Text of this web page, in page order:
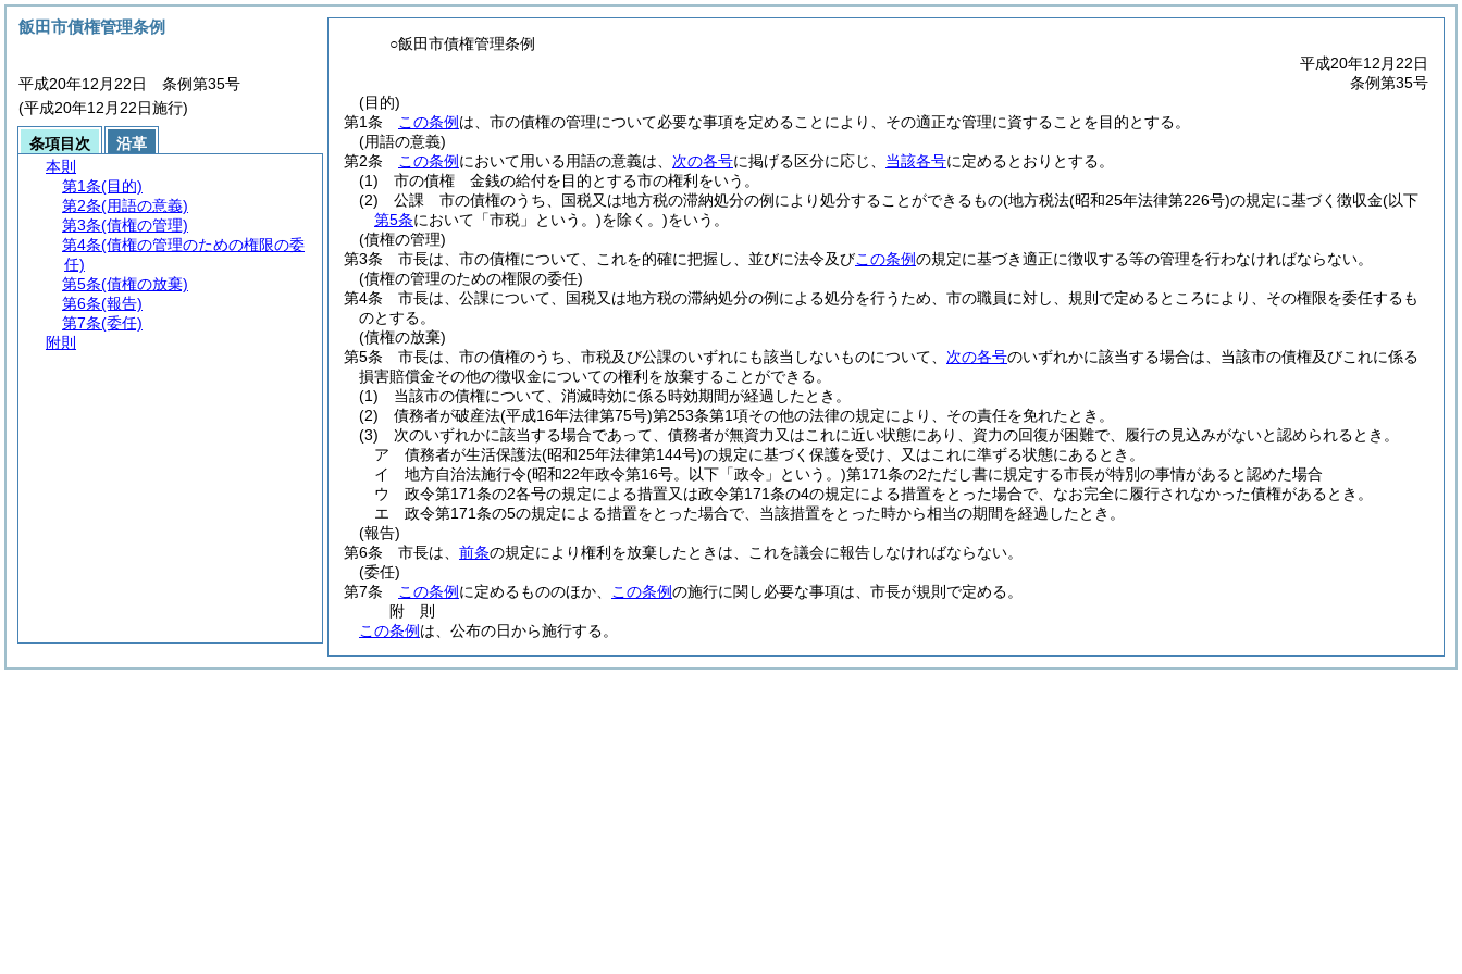
○飯田市債権管理条例
平成20年12月22日
条例第35号
(目的)
第1条
この条例 は、市の債権の管理について必要な事項を定めることにより、その適正な管理に資することを目的とする。
(用語の意義)
第2条
この条例 において用いる用語の意義は、 次の各号に掲げる区分に応じ、 当該各号に定めるとおりとする。
(1)
市の債権 金銭の給付を目的とする市の権利をいう。
(2)
公課 市の債権のうち、国税又は地方税の滞納処分の例により処分することができるもの(地方税法(昭和25年法律第226号)の規定に基づく徴収金(以下
第5条において「市税」という。)を除く。)をいう。
(債権の管理)
第3条
市長は、市の債権について、これを的確に把握し、並びに法令及びこの条例の規定に基づき適正に徴収する等の管理を行わなければならない。
(債権の管理のための権限の委任)
第4条
市長は、公課について、国税又は地方税の滞納処分の例による処分を行うため、市の職員に対し、規則で定めるところにより、その権限を委任するも
のとする。
(債権の放棄)
第5条
市長は、市の債権のうち、市税及び公課のいずれにも該当しないものについて、 次の各号のいずれかに該当する場合は、当該市の債権及びこれに係る
損害賠償金その他の徴収金についての権利を放棄することができる。
(1)
当該市の債権について、消滅時効に係る時効期間が経過したとき。
(2)
債務者が破産法(平成16年法律第75号)第253条第1項その他の法律の規定により、その責任を免れたとき。
(3)
次のいずれかに該当する場合であって、債務者が無資力又はこれに近い状態にあり、資力の回復が困難で、履行の見込みがないと認められるとき。
ア
債務者が生活保護法(昭和25年法律第144号)の規定に基づく保護を受け、又はこれに準ずる状態にあるとき。
イ
地方自治法施行令(昭和22年政令第16号。以下「政令」という。)第171条の2ただし書に規定する市長が特別の事情があると認めた場合
ウ
政令第171条の2各号の規定による措置又は政令第171条の4の規定による措置をとった場合で、なお完全に履行されなかった債権があるとき。
エ
政令第171条の5の規定による措置をとった場合で、当該措置をとった時から相当の期間を経過したとき。
(報告)
第6条
市長は、 前条の規定により権利を放棄したときは、これを議会に報告しなければならない。
(委任)
第7条
この条例 に定めるもののほか、 この条例の施行に関し必要な事項は、市長が規則で定める。
附 則
この条例 は、公布の日から施行する。
飯田市債権管理条例
平成20年12月22日 条例第35号
(平成20年12月22日施行)
条項目次
沿革
本則
第1条(目的)
第2条(用語の意義)
第3条(債権の管理)
第4条(債権の管理のための権限の委
任)
第5条(債権の放棄)
第6条(報告)
第7条(委任)
附則